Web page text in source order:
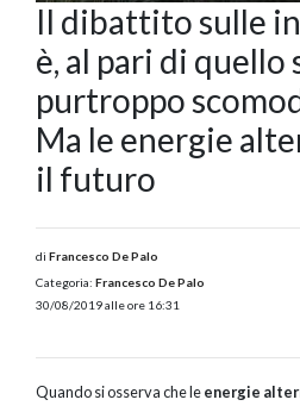
Il dibattito sulle
è, al pari di quello
purtroppo
Ma le energie
il futuro
di Francesco De Palo
Categoria: Francesco De Palo
30/08/2019 alle ore 16:31
Quando si osserva che leenergie